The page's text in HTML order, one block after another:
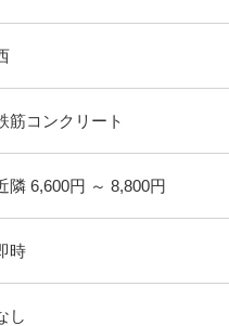
筋コンクリート
隣 6,600円 ～ 8,800円
時
し